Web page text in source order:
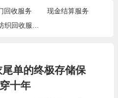
回收服务
现金结算服务
单的终极存储保
十年